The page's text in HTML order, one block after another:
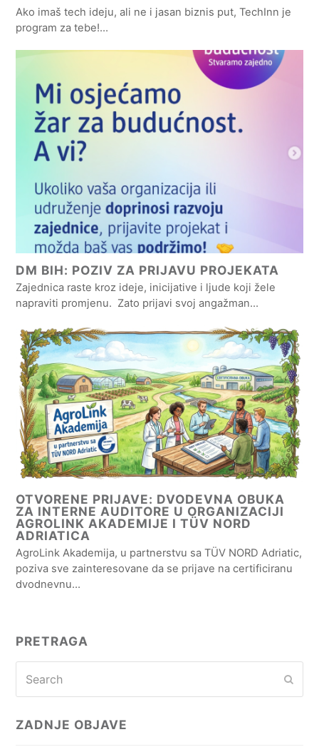
Ako imaš tech ideju, ali ne i jasan biznis put, TechInn je
program za tebe!…
DM BIH: POZIV ZA PRIJAVU PROJEKATA
Zajednica raste kroz ideje, inicijative i ljude koji žele
napraviti promjenu. Zato prijavi svoj angažman…
OTVORENE PRIJAVE: DVODEVNA OBUKA
ZA INTERNE AUDITORE U ORGANIZACIJI
AGROLINK AKADEMIJE I TÜV NORD
ADRIATICA
AgroLink Akademija, u partnerstvu sa TÜV NORD Adriatic,
poziva sve zainteresovane da se prijave na certificiranu
dvodnevnu…
PRETRAGA
ZADNJE OBJAVE